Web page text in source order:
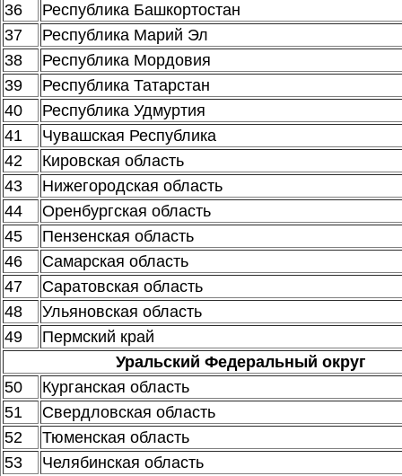
36
Республика Башкортостан
37
Республика Марий Эл
38
Республика Мордовия
39
Республика Татарстан
40
Республика Удмуртия
41
Чувашская Республика
42
Кировская область
43
Нижегородская область
44
Оренбургская область
45
Пензенская область
46
Самарская область
47
Саратовская область
48
Ульяновская область
49
Пермский край
Уральский Федеральный округ
50
Курганская область
51
Свердловская область
52
Тюменская область
53
Челябинская область